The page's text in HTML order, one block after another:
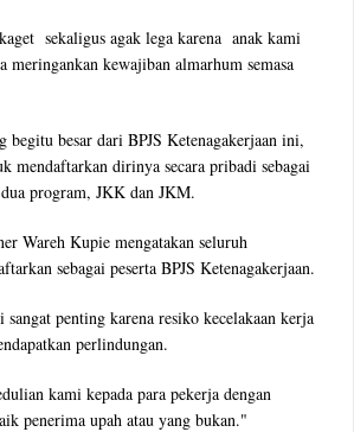
sekaligus agak lega karena anak kami
meringankan kewajiban almarhum semasa
begitu besar dari BPJS Ketenagakerjaan ini,
mendaftarkan dirinya secara pribadi sebagai
program, JKK dan JKM.
Wareh Kupie mengatakan seluruh
sebagai peserta BPJS Ketenagakerjaan.
penting karena resiko kecelakaan kerja
perlindungan.
kami kepada para pekerja dengan
penerima upah atau yang bukan."